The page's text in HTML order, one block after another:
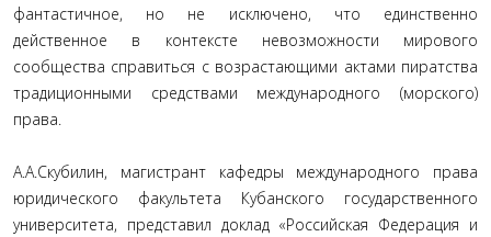
фантастичное, но не исключено, что единственно
действенное в контексте невозможности мирового
сообщества справиться с возрастающими актами пиратства
традиционными средствами международного (морского)
права.
А.А.Скубилин, магистрант кафедры международного права
юридического факультета Кубанского государственного
университета, представил доклад «Российская Федерация и